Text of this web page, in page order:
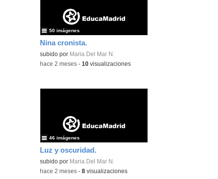
Nina cronista.
subido por Maria Del Mar N.
50 imágenes
-hace 2 meses -10 visualizaciones
Luz y oscuridad.
subido por Maria Del Mar N.
46 imágenes
-hace 2 meses -8 visualizaciones